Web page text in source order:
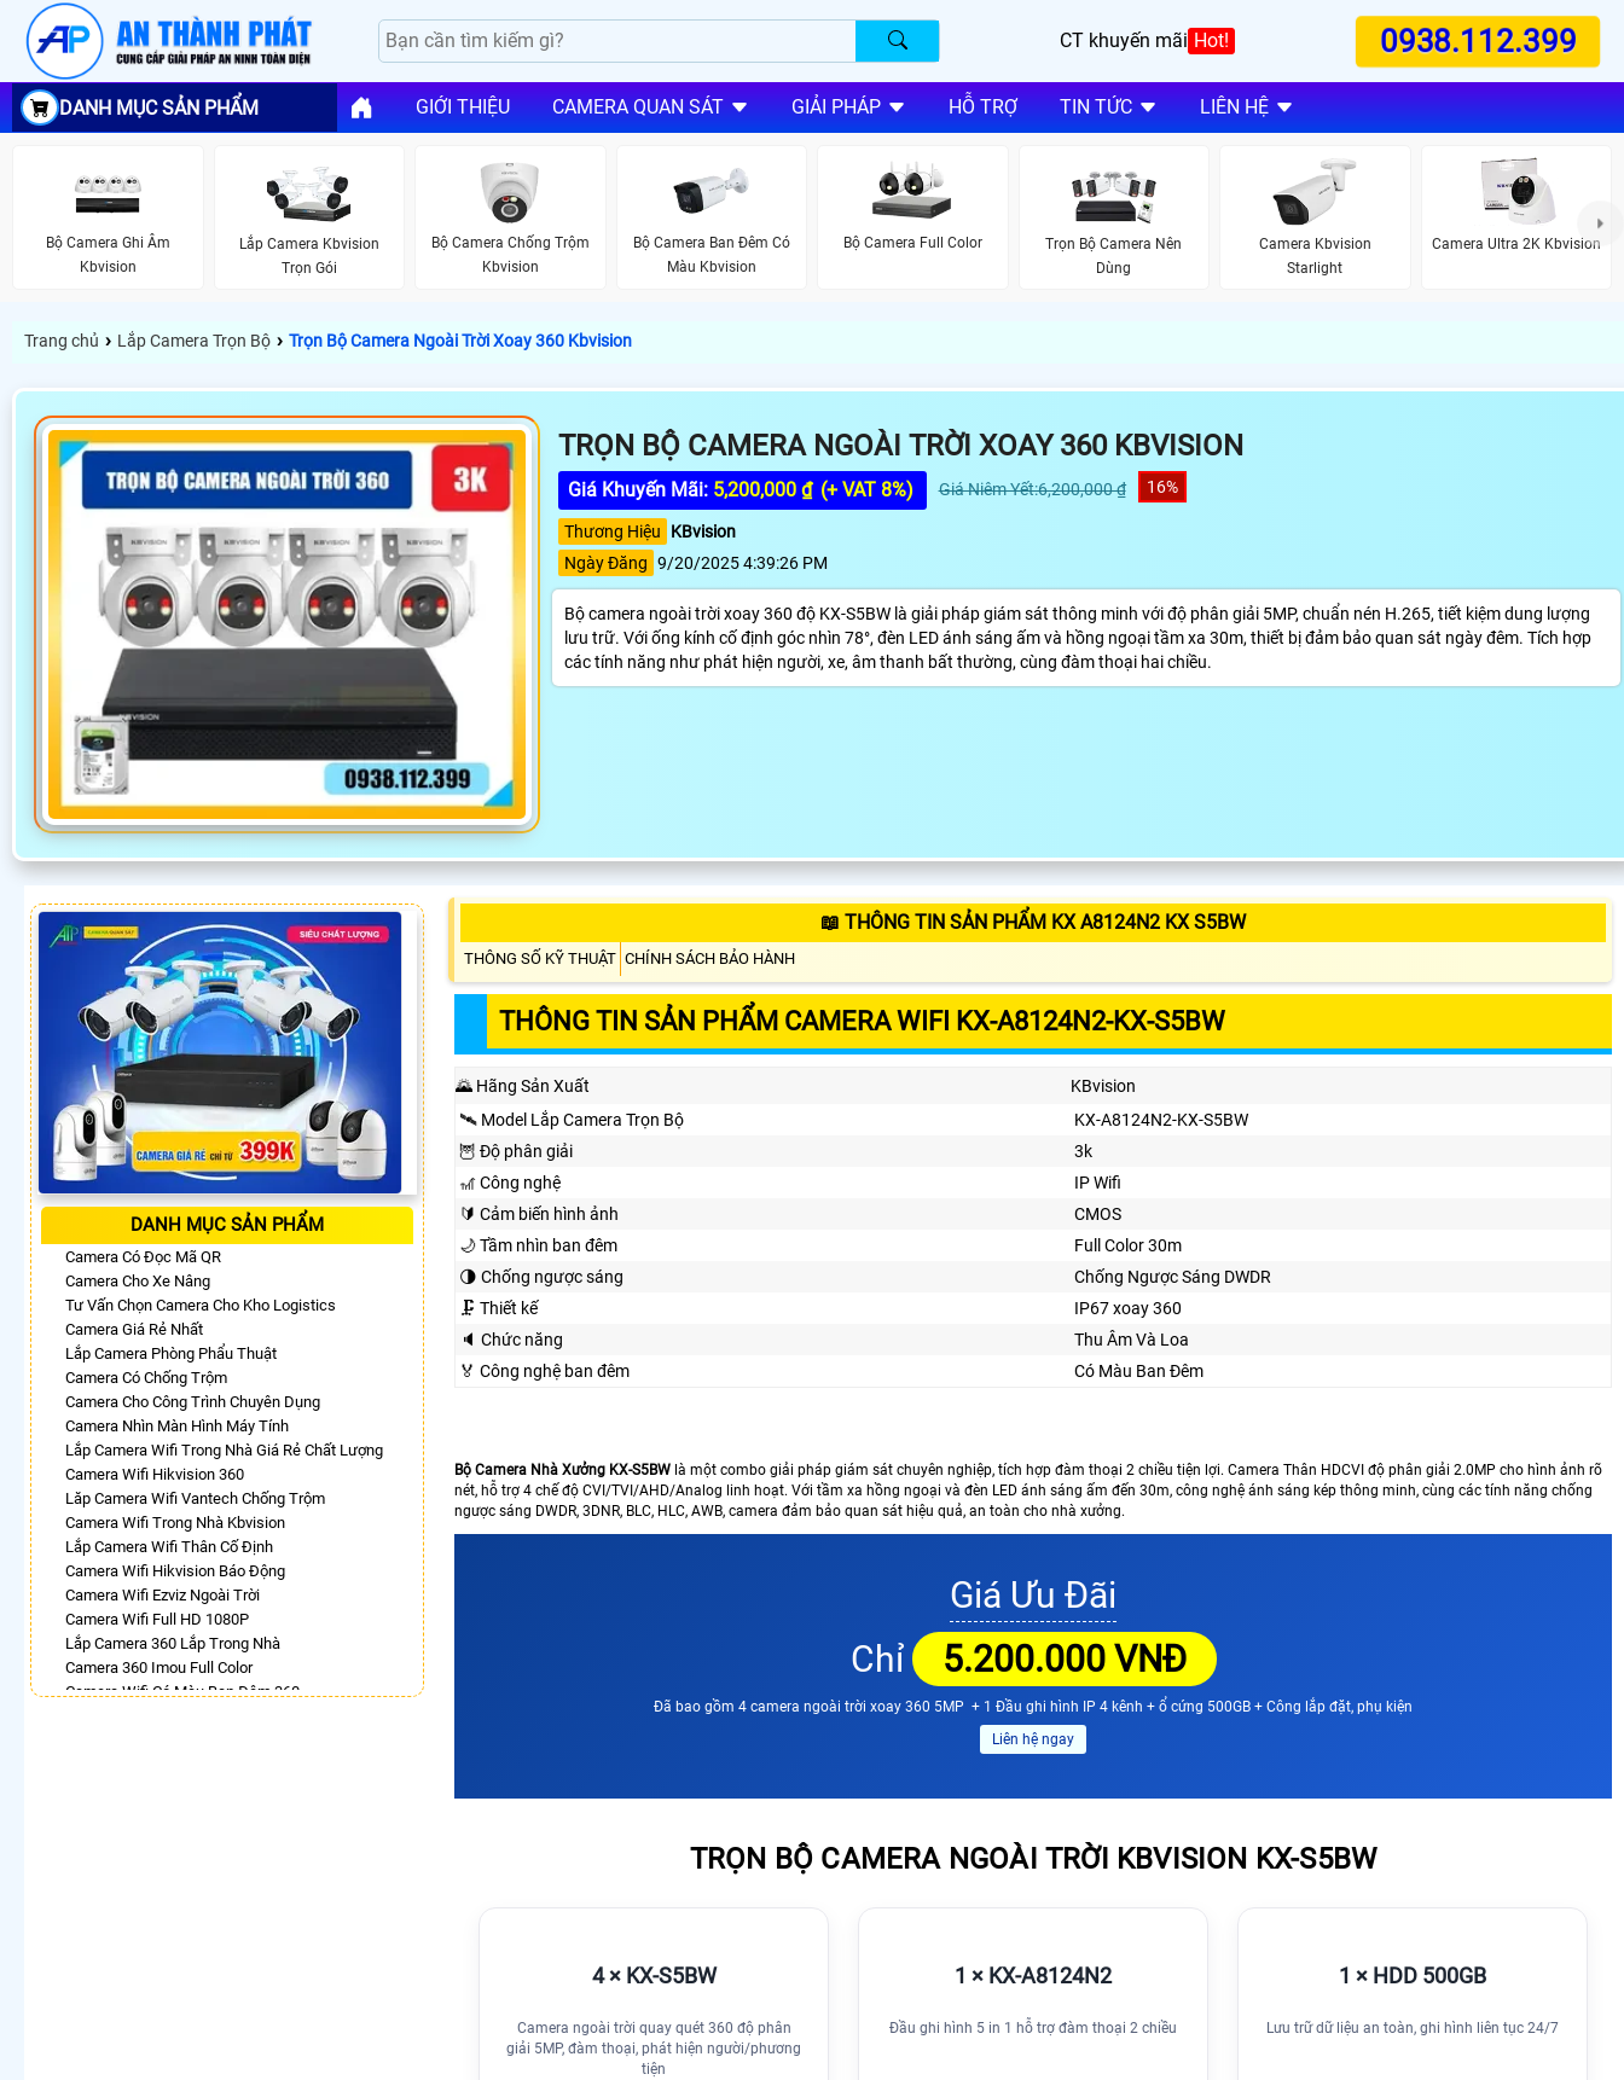
CT khuyến mãi Hot! 0938.112.399
DANH MỤC SẢN PHẨM GIỚI THIỆU CAMERA QUAN SÁT GIẢI PHÁP HỖ TRỢ TIN TỨC LIÊN HỆ
Bộ Camera Ghi Âm
Kbvision
Lắp Camera Kbvision
Trọn Gói
Bộ Camera Chống Trộm
Kbvision
Bộ Camera Ban Đêm Có
Màu Kbvision
Bộ Camera Full Color
Trọn Bộ Camera Nên
Dùng
Camera Kbvision
Starlight
Camera Ultra 2K Kbvision
Trang chủ › Lắp Camera Trọn Bộ › Trọn Bộ Camera Ngoài Trời Xoay 360 Kbvision
TRỌN BỘ CAMERA NGOÀI TRỜI XOAY 360 KBVISION
Giá Khuyến Mãi: 5,200,000 ₫ (+ VAT 8%) Giá Niêm Yết:6,200,000 ₫ 16%
Thương Hiệu
KBvision
Ngày Đăng 9/20/2025 4:39:26 PM
Bộ camera ngoài trời xoay 360 độ KX-S5BW là giải pháp giám sát thông minh với độ phân giải 5MP, chuẩn nén H.265, tiết kiệm dung lượng
lưu trữ. Với ống kính cố định góc nhìn 78°, đèn LED ánh sáng ấm và hồng ngoại tầm xa 30m, thiết bị đảm bảo quan sát ngày đêm. Tích hợp
các tính năng như phát hiện người, xe, âm thanh bất thường, cùng đàm thoại hai chiều.
DANH MỤC SẢN PHẨM
Camera Có Đọc Mã QR
Camera Cho Xe Nâng
Tư Vấn Chọn Camera Cho Kho Logistics
Camera Giá Rẻ Nhất
Lắp Camera Phòng Phẩu Thuật
Camera Có Chống Trộm
Camera Cho Công Trình Chuyên Dụng
Camera Nhìn Màn Hình Máy Tính
Lắp Camera Wifi Trong Nhà Giá Rẻ Chất Lượng
Camera Wifi Hikvision 360
Lăp Camera Wifi Vantech Chống Trộm
Camera Wifi Trong Nhà Kbvision
Lắp Camera Wifi Thân Cố Định
Camera Wifi Hikvision Báo Động
Camera Wifi Ezviz Ngoài Trời
Camera Wifi Full HD 1080P
Lắp Camera 360 Lắp Trong Nhà
Camera 360 Imou Full Color
Camera Wifi Có Màu Ban Đêm 360
📖 THÔNG TIN SẢN PHẨM KX A8124N2 KX S5BW
THÔNG SỐ KỸ THUẬT CHÍNH SÁCH BẢO HÀNH
THÔNG TIN SẢN PHẨM CAMERA WIFI KX-A8124N2-KX-S5BW
🌄 Hãng Sản Xuất
KBvision
🛰 Model Lắp Camera Trọn Bộ
KX-A8124N2-KX-S5BW
🦉 Độ phân giải
3k
🎢 Công nghệ
IP Wifi
🔰 Cảm biến hình ảnh
CMOS
🌙 Tầm nhìn ban đêm
Full Color 30m
🌗 Chống ngược sáng
Chống Ngược Sáng DWDR
🗜️ Thiết kế
IP67 xoay 360
🔈 Chức năng
Thu Âm Và Loa
️🏅️ Công nghệ ban đêm
Có Màu Ban Ðêm
Bộ Camera Nhà Xưởng KX-S5BW là một combo giải pháp giám sát chuyên nghiệp, tích hợp đàm thoại 2 chiều tiện lợi. Camera Thân HDCVI độ phân giải 2.0MP cho hình ảnh rõ
nét, hỗ trợ 4 chế độ CVI/TVI/AHD/Analog linh hoạt. Với tầm xa hồng ngoại và đèn LED ánh sáng ấm đến 30m, công nghệ ánh sáng kép thông minh, cùng các tính năng chống
ngược sáng DWDR, 3DNR, BLC, HLC, AWB, camera đảm bảo quan sát hiệu quả, an toàn cho nhà xưởng.
Giá Ưu Đãi
Chỉ
5.200.000 VNĐ
Đã bao gồm 4 camera ngoài trời xoay 360 5MP + 1 Đầu ghi hình IP 4 kênh + ổ cứng 500GB + Công lắp đặt, phụ kiện
Liên hệ ngay
TRỌN BỘ CAMERA NGOÀI TRỜI KBVISION KX-S5BW
4 × KX-S5BW
Camera ngoài trời quay quét 360 độ phân
giải 5MP, đàm thoại, phát hiện người/phương
tiện
1 × KX-A8124N2
Đầu ghi hình 5 in 1 hỗ trợ đàm thoại 2 chiều
1 × HDD 500GB
Lưu trữ dữ liệu an toàn, ghi hình liên tục 24/7